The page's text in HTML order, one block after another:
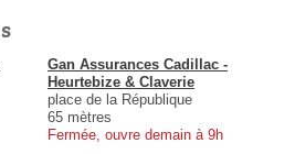
Gan Assurances Cadillac -
Heurtebize & Claverie
place de la République
65 mètres
Fermée, ouvre demain à 9h